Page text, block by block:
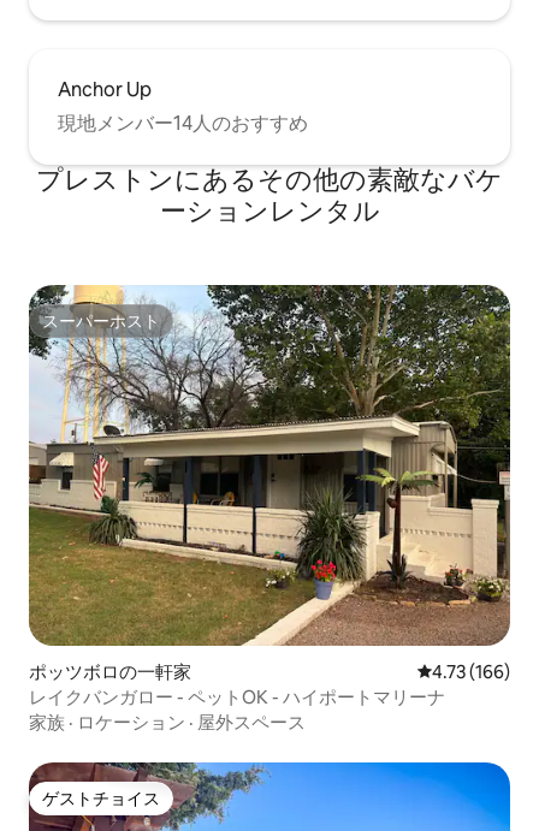
Anchor Up
現地メンバー14人のおすすめ
プレストンにあるその他の素敵なバケ
ーションレンタル
スーパーホスト
スーパーホスト
ポッツボロの一軒家 レビュー166
4.73 (166)
レイクバンガロー - ペットOK - ハイポートマリーナ
家族 · ロケーション · 屋外スペース
ゲストチョイス
ゲストチョイス